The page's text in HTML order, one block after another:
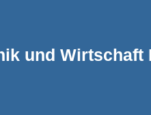
und Wirtschaft